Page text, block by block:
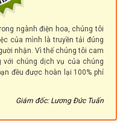
ngành điện hoa, chúng tôi
của mình là truyền tải đúng
nhận. Vì thế chúng tôi cam
với chúng dịch vụ của chúng
đều được hoàn lại 100% phí
Giám đốc: Lương Đức Tuấn